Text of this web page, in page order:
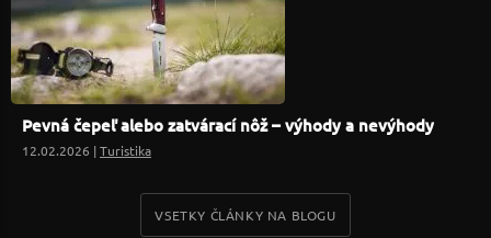
Pevná čepeľ alebo zatvárací nôž – výhody a nevýhody
12.02.2026 |Turistika
VSETKY ČLÁNKY NA BLOGU